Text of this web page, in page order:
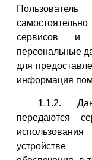
сервисов и
персональные
для
информация
1.1.2.
передаются
устройстве